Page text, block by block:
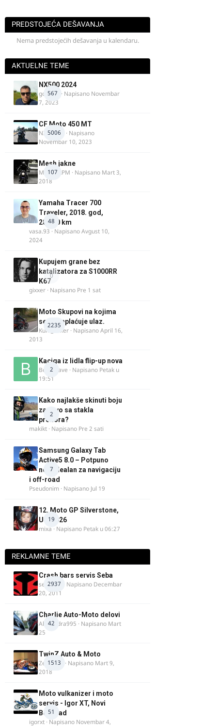
PREDSTOJEĆA DEŠAVANJA
Nema predstojećih dešavanja u kalendaru.
AKTUELNE TEME
567
NX500 2024
godovic · Napisano Novembar
7, 2023
5006
CF Moto 450 MT
NIKOLA 1
· Napisano
Novembar 10, 2023
107
Mesh jakne
MostarRPM · Napisano Mart 3,
2018
48
Yamaha Tracer 700
Traveler, 2018. god,
28.100 km
vasa.93 · NapisanoAvgust 10,
2024
0
Kupujem grane bez
katalizatora za S1000RR
K67
gixxer · Napisano Pre 1 sat
2235
Moto Skupovi na kojima
se ne naplaćuje ulaz.
Kum_Mixer · NapisanoApril 16,
2013
2
Kaciga iz lidla flip-up nova
Bor-i-slave · Napisano Petak u
19:51
2
Kako najlakše skinuti boju
za drvo sa stakla
prozora?
makikt · Napisano Pre 2 sati
7
Samsung Galaxy Tab
Active5 8.0 – Potpuno
nov, idealan za navigaciju
i off-road
Pseudonim · Napisano Jul 19
19
12. Moto GP Silverstone,
UK, 2026
mixa · Napisano Petak u 06:27
REKLAMNE TEME
2937
Crash bars servis Seba
seba011 · Napisano Decembar
20, 2011
42
Charlie Auto-Moto delovi
Alexandra995 · Napisano Mart
25
1513
TwinZ Auto & Moto
Zeljkamp · Napisano Mart 9,
2018
51
Moto vulkanizer i moto
servis - Igor XT, Novi
Beograd
igorxt · Napisano Novembar 4,